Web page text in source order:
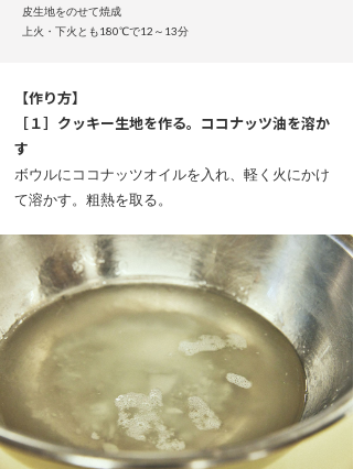
皮生地をのせて焼成
上火・下火とも180℃で12～13分
【作り方】
［１］クッキー生地を作る。ココナッツ油を溶か
す
ボウルにココナッツオイルを入れ、軽く火にかけ
て溶かす。粗熱を取る。